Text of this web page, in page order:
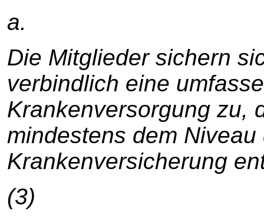
a.
Die Mitglieder sichern
verbindlich eine
Krankenversorgung zu,
mindestens dem
Krankenversicherung
(3)